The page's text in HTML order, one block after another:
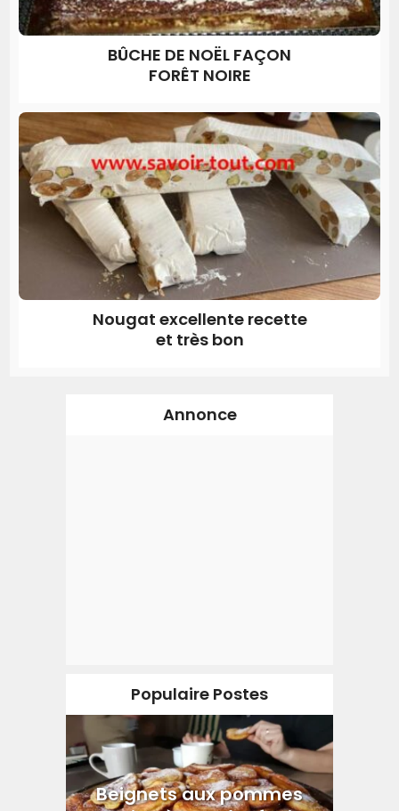
BÛCHE DE NOËL FAÇON
FORÊT NOIRE
Nougat excellente recette
et très bon
Annonce
Populaire Postes
Beignets aux pommes